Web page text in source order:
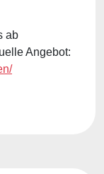
ab
Angebot: